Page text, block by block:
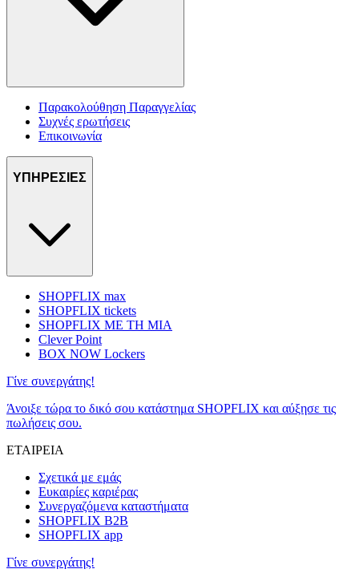
Παρακολούθηση Παραγγελίας
Συχνές ερωτήσεις
Επικοινωνία
ΥΠΗΡΕΣΙΕΣ
SHOPFLIX max
SHOPFLIX tickets
SHOPFLIX ΜΕ ΤΗ ΜΙΑ
Clever Point
BOX NOW Lockers
Γίνε συνεργάτης!
Άνοιξε τώρα το δικό σου κατάστημα SHOPFLIX και αύξησε τις
πωλήσεις σου.
ΕΤΑΙΡΕΙΑ
Σχετικά με εμάς
Ευκαιρίες καριέρας
Συνεργαζόμενα καταστήματα
SHOPFLIX B2B
SHOPFLIX app
Γίνε συνεργάτης!